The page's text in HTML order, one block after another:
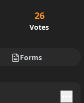
26
Votes
Forms